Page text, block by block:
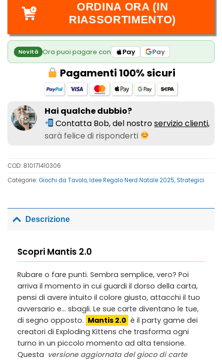
ORDINA ORA (IN
RIASSORTIMENTO)
Novità Ora puoi pagare con Pay Pay
Pagamenti 100% sicuri
Hai qualche dubbio?
Contatta Bob, del nostroservizio clienti,
sarà felice di risponderti
COD: 810171410306
Categorie: Giochi da Tavolo,Idee Regalo Nerd Natale 2025, Strategici
Descrizione
Scopri Mantis 2.0
Rubare o fare punti. Sembra semplice, vero? Poi
arriva il momento in cui guardi il dorso della carta,
pensi di avere intuito il colore giusto, attacchi il tuo
avversario e… sbagli. Le sue carte diventano le tue,
di segno opposto. Mantis 2.0 è il party game dei
creatori di Exploding Kittens che trasforma ogni
turno in un piccolo momento ad alta tensione.
Questa versione aggiornata del gioco di carte